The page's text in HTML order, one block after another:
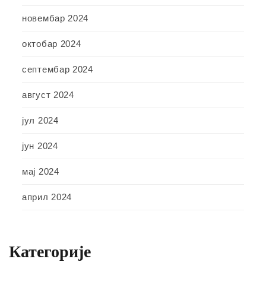
новембар 2024
октобар 2024
септембар 2024
август 2024
јул 2024
јун 2024
мај 2024
април 2024
Категорије